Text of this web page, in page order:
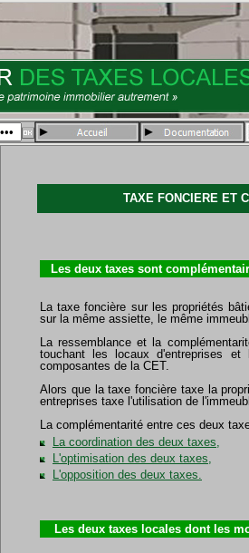
TAXE FONCIERE ET
Les deux taxes sont
La taxe foncière sur les propriétés
sur la même assiette, le même
La ressemblance et la
touchant les locaux d'entreprises
composantes de la CET.
Alors que la taxe foncière taxe la
entreprises taxe l'utilisation de
La complémentarité entre ces deux
La coordination des deux taxes,
L'optimisation des deux taxes,
L'opposition des deux taxes.
Les deux taxes locales dont les